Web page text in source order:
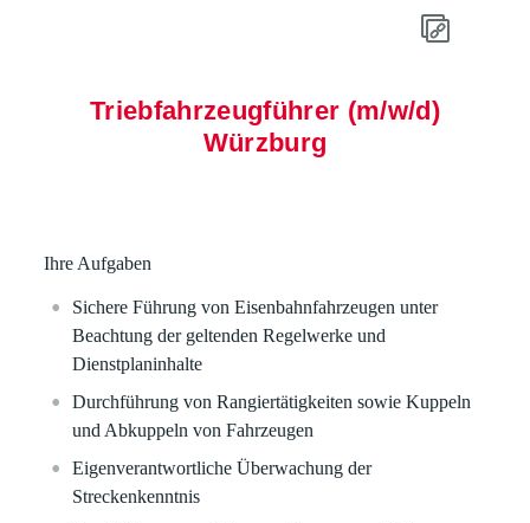
Triebfahrzeugführer (m/w/d)
Würzburg
Ihre Aufgaben
Sichere Führung von Eisenbahnfahrzeugen unter
Beachtung der geltenden Regelwerke und
Dienstplaninhalte
Durchführung von Rangiertätigkeiten sowie Kuppeln
und Abkuppeln von Fahrzeugen
Eigenverantwortliche Überwachung der
Streckenkenntnis